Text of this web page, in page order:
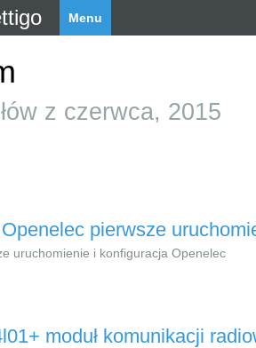
Menu
z czerwca, 2015
pierwsze
uruchomienie i konfiguracja Openelec
moduł komunikacji